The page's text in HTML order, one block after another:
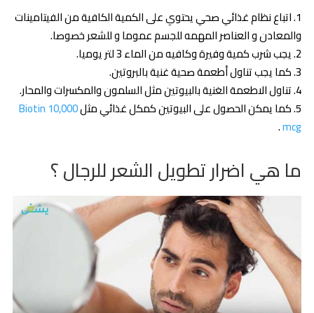
اتباع نظام غذائي صحي يحتوي على الكمية الكافية من الفيتامينات
والمعادن و العناصر المهمه للجسم عموما و للشعر خصوصا.
يجب شرب كمية وفيرة وكافيه من الماء 3 لتر يوميا.
كما يجب تناول أطعمة صحية غنية بالبروتين.
تناول الاطعمة الغنية بالبيوتين مثل السلمون والمكسرات والمحار.
كما يمكن الحصول على البيوتين كمكل غذائي مثلBiotin 10,000
mcg
.
ما هي اضرار تطويل الشعر للرجال ؟